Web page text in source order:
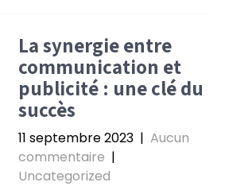
La synergie entre
communication et
publicité : une clé du
succès
11 septembre 2023 | Aucun
commentaire |
Uncategorized